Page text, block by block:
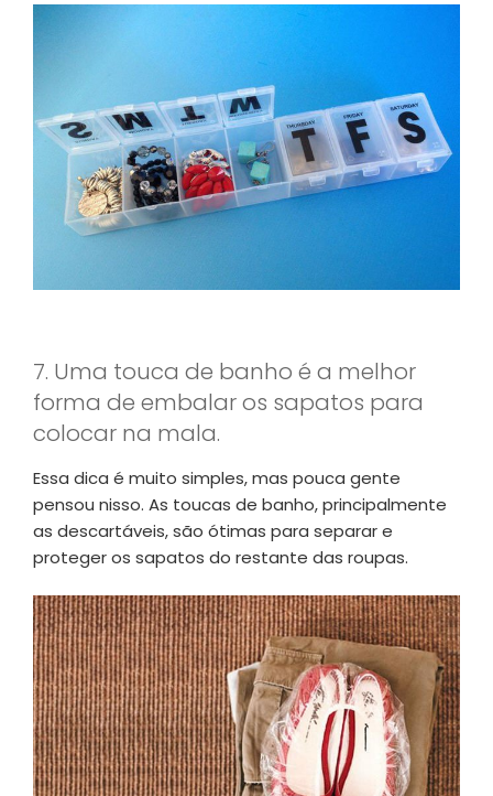
7. Uma touca de banho é a melhor
forma de embalar os sapatos para
colocar na mala.
Essa dica é muito simples, mas pouca gente
pensou nisso. As toucas de banho, principalmente
as descartáveis, são ótimas para separar e
proteger os sapatos do restante das roupas.